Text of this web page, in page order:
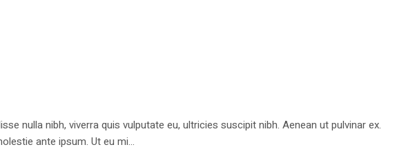
nulla nibh, viverra quis vulputate eu, ultricies suscipit nibh. Aenean ut pulvinar ex.
ante ipsum. Ut eu mi...